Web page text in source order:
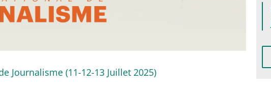
Journalisme (11-12-13 Juillet 2025)